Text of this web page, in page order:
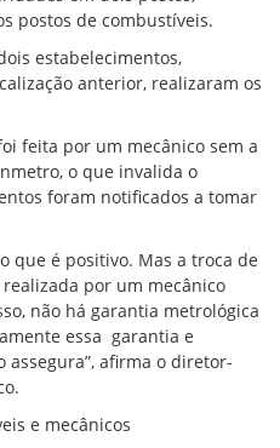
postos de combustíveis.
estabelecimentos,
anterior, realizaram os
feita por um mecânico sem a
o que invalida o
foram notificados a tomar
que é positivo. Mas a troca de
por um mecânico
não há garantia metrológica
essa garantia e
assegura”, afirma o diretor-
e mecânicos